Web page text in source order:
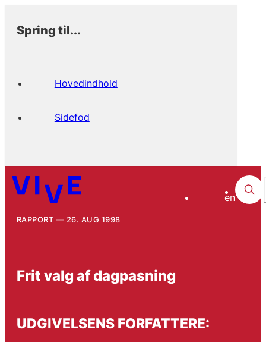
Spring til...
Hovedindhold
Sidefod
en
RAPPORT 26. AUG 1998
Frit valg af dagpasning
UDGIVELSENS FORFATTERE: